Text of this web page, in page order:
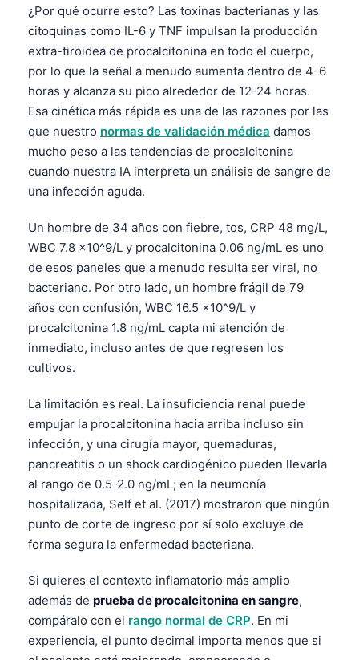
¿Por qué ocurre esto? Las toxinas bacterianas y las
citoquinas como IL-6 y TNF impulsan la producción
extra-tiroidea de procalcitonina en todo el cuerpo,
por lo que la señal a menudo aumenta dentro de 4-6
horas y alcanza su pico alrededor de 12-24 horas.
Esa cinética más rápida es una de las razones por las
que nuestro normas de validación médica damos
mucho peso a las tendencias de procalcitonina
cuando nuestra IA interpreta un análisis de sangre de
una infección aguda.
Un hombre de 34 años con fiebre, tos, CRP 48 mg/L,
WBC 7.8 x10^9/L y procalcitonina 0.06 ng/mL es uno
de esos paneles que a menudo resulta ser viral, no
bacteriano. Por otro lado, un hombre frágil de 79
años con confusión, WBC 16.5 x10^9/L y
procalcitonina 1.8 ng/mL capta mi atención de
inmediato, incluso antes de que regresen los
cultivos.
La limitación es real. La insuficiencia renal puede
empujar la procalcitonina hacia arriba incluso sin
infección, y una cirugía mayor, quemaduras,
pancreatitis o un shock cardiogénico pueden llevarla
al rango de 0.5-2.0 ng/mL; en la neumonía
hospitalizada, Self et al. (2017) mostraron que ningún
punto de corte de ingreso por sí solo excluye de
forma segura la enfermedad bacteriana.
Si quieres el contexto inflamatorio más amplio
además de prueba de procalcitonina en sangre,
compáralo con el rango normal de CRP. En mi
experiencia, el punto decimal importa menos que si